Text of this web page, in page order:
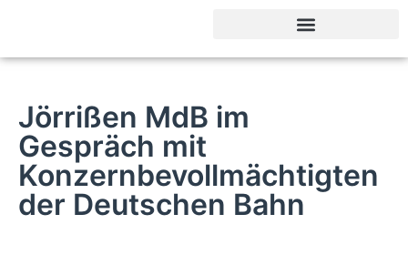
Jörrißen MdB im
Gespräch mit
Konzernbevollmächtigten
der Deutschen Bahn